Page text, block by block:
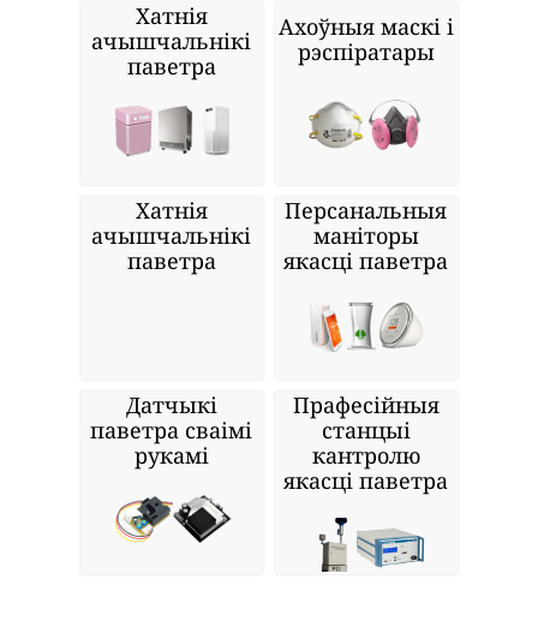
Хатнія
ачышчальнікі
паветра
Ахоўныя маскі і
рэспіратары
Хатнія
ачышчальнікі
паветра
Персанальныя
маніторы
якасці паветра
Датчыкі
паветра сваімі
рукамі
Прафесійныя
станцыі
кантролю
якасці паветра